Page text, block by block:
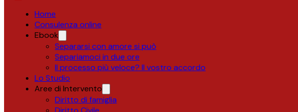
Home
Consulenza online
Ebook
Separarsi con amore si può
Separiamoci in due ore
Il processo più veloce? Il vostro accordo
Lo Studio
Aree di Intervento
Diritto di famiglia